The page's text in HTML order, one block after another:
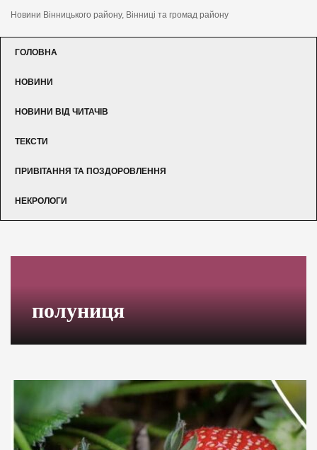
Новини Вінницького району, Вінниці та громад району
ГОЛОВНА
НОВИНИ
НОВИНИ ВІД ЧИТАЧІВ
ТЕКСТИ
ПРИВІТАННЯ ТА ПОЗДОРОВЛЕННЯ
НЕКРОЛОГИ
полуниця